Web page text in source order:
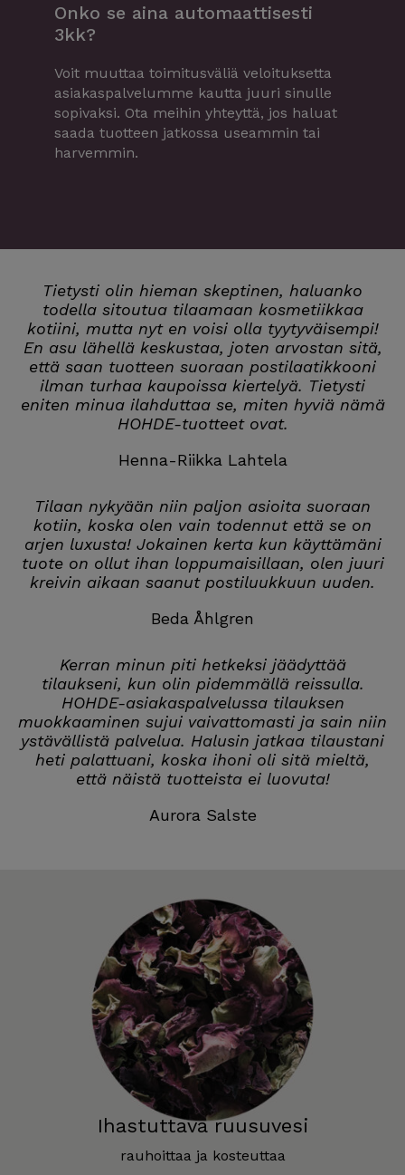
Onko se aina automaattisesti
3kk?
Voit muuttaa toimitusväliä veloituksetta
asiakaspalvelumme kautta juuri sinulle
sopivaksi. Ota meihin yhteyttä, jos haluat
saada tuotteen jatkossa useammin tai
harvemmin.
Tietysti olin hieman skeptinen, haluanko
todella sitoutua tilaamaan kosmetiikkaa
kotiini, mutta nyt en voisi olla tyytyväisempi!
En asu lähellä keskustaa, joten arvostan sitä,
että saan tuotteen suoraan postilaatikkooni
ilman turhaa kaupoissa kiertelyä. Tietysti
eniten minua ilahduttaa se, miten hyviä nämä
HOHDE-tuotteet ovat.
Henna-Riikka Lahtela
Tilaan nykyään niin paljon asioita suoraan
kotiin, koska olen vain todennut että se on
arjen luxusta! Jokainen kerta kun käyttämäni
tuote on ollut ihan loppumaisillaan, olen juuri
kreivin aikaan saanut postiluukkuun uuden.
Beda Åhlgren
Kerran minun piti hetkeksi jäädyttää
tilaukseni, kun olin pidemmällä reissulla.
HOHDE-asiakaspalvelussa tilauksen
muokkaaminen sujui vaivattomasti ja sain niin
ystävällistä palvelua. Halusin jatkaa tilaustani
heti palattuani, koska ihoni oli sitä mieltä,
että näistä tuotteista ei luovuta!
Aurora Salste
Ihastuttava ruusuvesi
rauhoittaa ja kosteuttaa